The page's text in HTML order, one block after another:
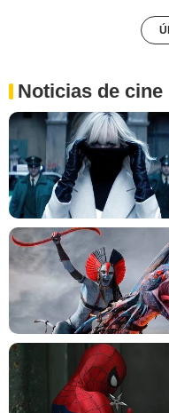
Noticias de cine